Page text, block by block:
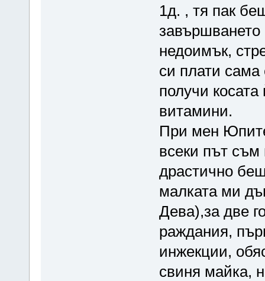
1д. , тя пак
завършването
недоимък,
си плати сама
получи
витамини.
При мен
всеки път съм
драстично
малката ми
Дева),за две
раждания,
инжекции,
свиня майка,